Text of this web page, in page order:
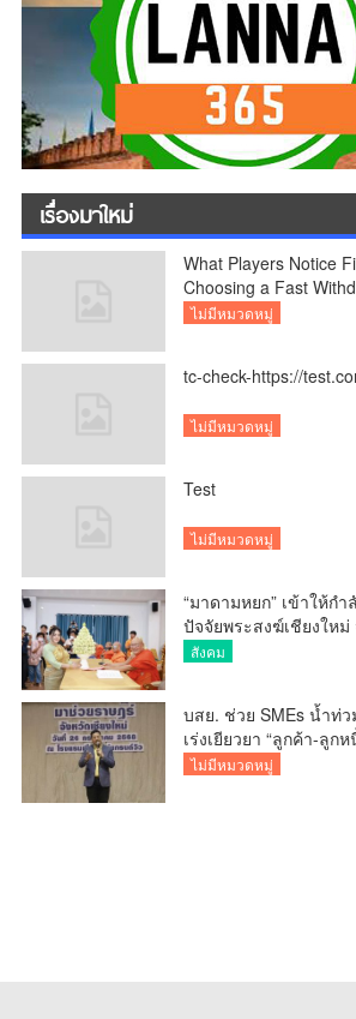
เรื่องมาใหม่
What Players Notice
Choosing a Fast
Casino UK
ไม่มีหมวดหมู่
tc-check-https://
ไม่มีหมวดหมู่
Test
ไม่มีหมวดหมู่
“มาดามหยก” เข้าให้กำ
ปัจจัยพระสงฆ์เชียงให
ทำบัญชีรายรับรายจ่ายข
สังคม
บสย. ช่วย SMEs น้ำท่
เร่งเยียวยา “ลูกค้า-ลูก
ค่าธรรมเนียม-ค่างวด
ไม่มีหมวดหมู่